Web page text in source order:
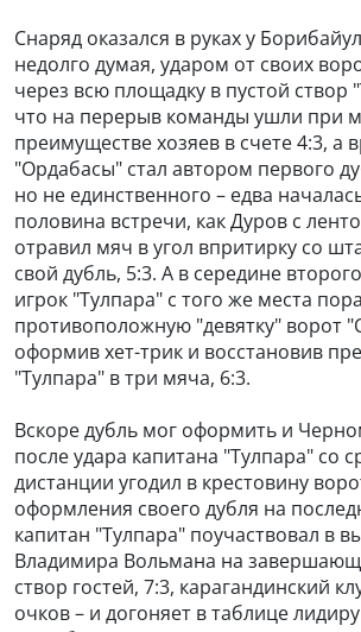
Снаряд оказался в руках у
недолго думая, ударом от своих
через всю площадку в пустой створ
что на перерыв команды ушли при
преимуществе хозяев в счете 4:3, а
"Ордабасы" стал автором первого
но не единственного – едва
половина встречи, как Дуров с
отравил мяч в угол впритирку со
свой дубль, 5:3. А в середине
игрок "Тулпара" с того же места
противоположную "девятку" ворот
оформив хет-трик и восстановив
"Тулпара" в три мяча, 6:3.
Вскоре дубль мог оформить и
после удара капитана "Тулпара" со
дистанции угодил в крестовину
оформления своего дубля на
капитан "Тулпара" поучаствовал в
Владимира Вольмана на
створ гостей, 7:3, карагандинский
очков – и догоняет в таблице